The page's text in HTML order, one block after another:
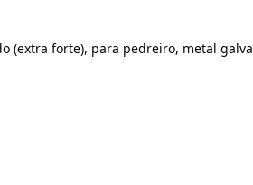
(extra forte), para pedreiro, metal